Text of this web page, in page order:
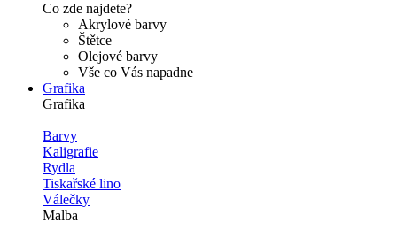
Co zde najdete?
Akrylové barvy
Štětce
Olejové barvy
Vše co Vás napadne
Grafika
Grafika
Barvy
Kaligrafie
Rydla
Tiskařské lino
Válečky
Malba